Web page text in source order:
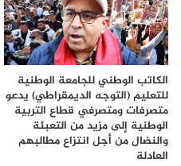
الكاتب الوطني للجامعة الوطنية
للتعليم (التوجه الديمقراطي) يدعو
متصرفات ومتصرفي قطاع التربية
الوطنية إلى مزيد من التعبئة
والنضال من أجل انتزاع مطالبهم
العادلة